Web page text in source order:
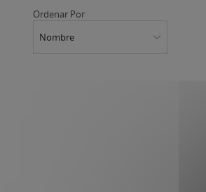
Ordenar Por
Nombre